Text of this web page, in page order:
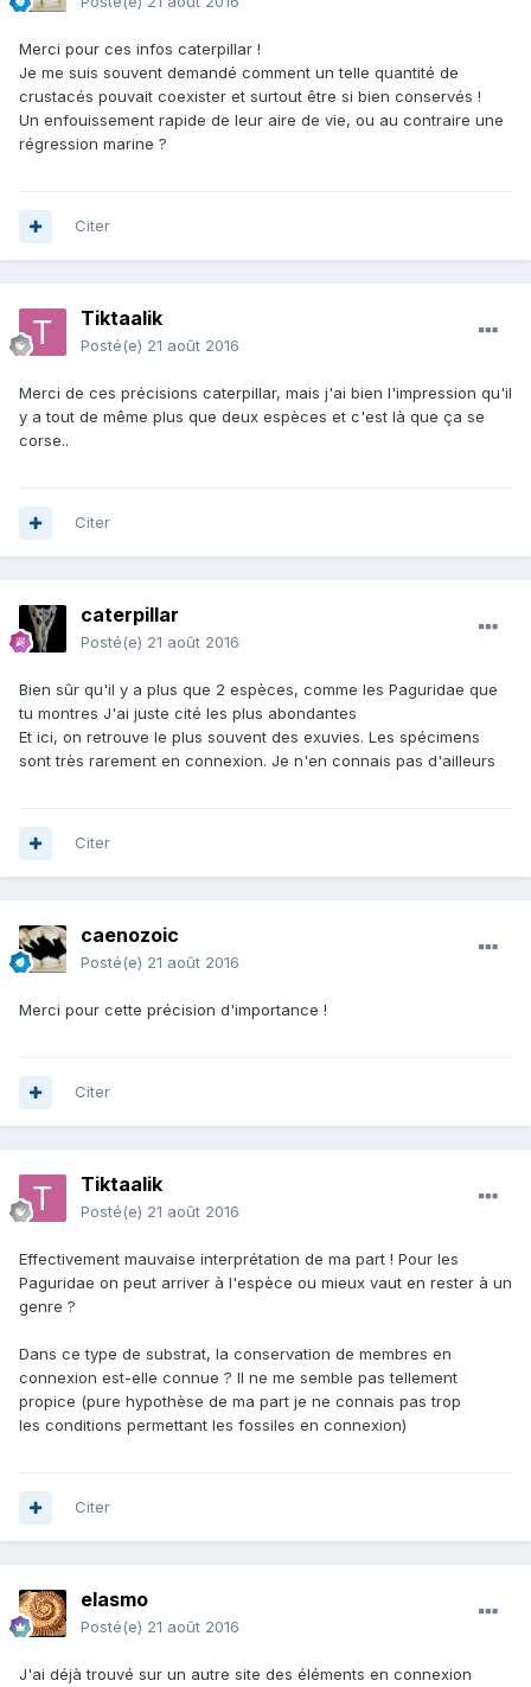
Merci pour ces infos caterpillar !
Je me suis souvent demandé comment un telle quantité de
crustacés pouvait coexister et surtout être si bien conservés !
Un enfouissement rapide de leur aire de vie, ou au contraire une
régression marine ?
Citer
Tiktaalik
Posté(e) 21 août 2016
Merci de ces précisions caterpillar, mais j'ai bien l'impression qu'il
y a tout de même plus que deux espèces et c'est là que ça se
corse..
Citer
caterpillar
Posté(e) 21 août 2016
Bien sûr qu'il y a plus que 2 espèces, comme les Paguridae que
tu montres J'ai juste cité les plus abondantes
Et ici, on retrouve le plus souvent des exuvies. Les spécimens
sont très rarement en connexion. Je n'en connais pas d'ailleurs
Citer
caenozoic
Posté(e) 21 août 2016
Merci pour cette précision d'importance !
Citer
Tiktaalik
Posté(e) 21 août 2016
Effectivement mauvaise interprétation de ma part ! Pour les
Paguridae on peut arriver à l'espèce ou mieux vaut en rester à un
genre ?
Dans ce type de substrat, la conservation de membres en
connexion est-elle connue ? Il ne me semble pas tellement
propice (pure hypothèse de ma part je ne connais pas trop
les conditions permettant les fossiles en connexion)
Citer
elasmo
Posté(e) 21 août 2016
J'ai déjà trouvé sur un autre site des éléments en connexion